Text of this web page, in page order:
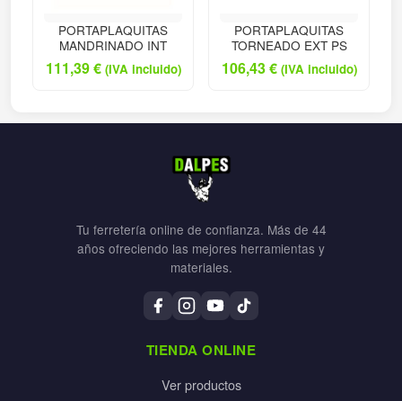
PORTAPLAQUITAS
MANDRINADO INT
111,39€ (IVA incluido)
PORTAPLAQUITAS
TORNEADO EXT PS
106,43€ (IVA incluido)
Tu ferretería online de confianza. Más de 44
años ofreciendo las mejores herramientas y
materiales.
TIENDA ONLINE
Ver productos